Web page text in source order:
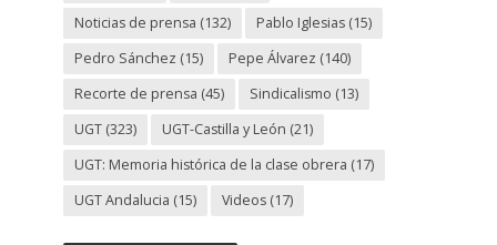
Noticias de prensa (132) Pablo Iglesias(15)
Pedro Sánchez (15) Pepe Álvarez (140)
Recorte de prensa (45) Sindicalismo (13)
UGT(323) UGT-Castilla y León (21)
UGT: Memoria histórica de la clase obrera (17)
UGT Andalucia (15) Videos(17)